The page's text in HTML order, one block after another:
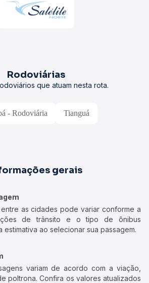
Rodoviárias
que atuam nesta rota.
- Rodoviária Tianguá
gerais
as cidades pode variar conforme a
de trânsito e o tipo de ônibus
estimativa ao selecionar sua passagem.
variam de acordo com a viação,
poltrona. Confira os valores atualizados